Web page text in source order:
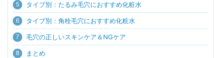
5 タイプ別：たるみ毛穴におすすめ化粧水
6 タイプ別：角栓毛穴におすすめ化粧水
7 毛穴の正しいスキンケア＆NGケア
8 まとめ